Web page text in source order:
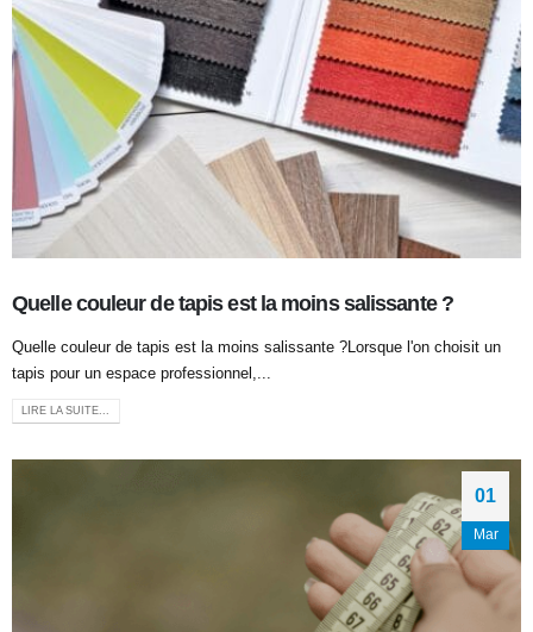
Quelle couleur de tapis est la moins salissante ?
Quelle couleur de tapis est la moins salissante ?Lorsque l'on choisit un
tapis pour un espace professionnel,...
LIRE LA SUITE...
01
Mar